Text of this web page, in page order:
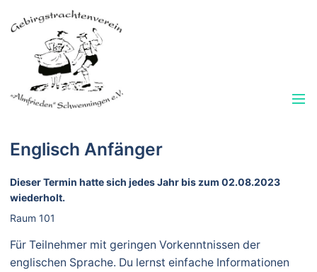
Englisch Anfänger
Dieser Termin hatte sich jedes Jahr bis zum 02.08.2023
wiederholt.
Raum 101
Für Teilnehmer mit geringen Vorkenntnissen der
englischen Sprache. Du lernst einfache Informationen